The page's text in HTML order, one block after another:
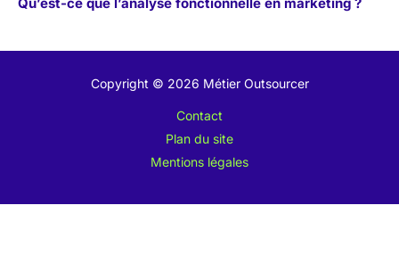
Qu’est-ce que l’analyse fonctionnelle en marketing ?
Copyright © 2026 Métier Outsourcer
Contact
Plan du site
Mentions légales